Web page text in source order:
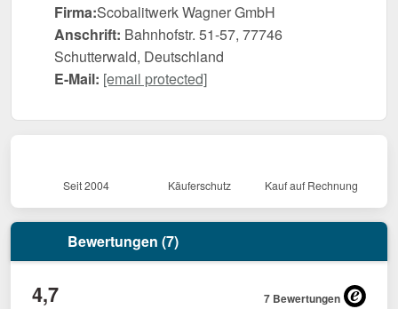
Firma:Scobalitwerk Wagner GmbH
Anschrift: Bahnhofstr. 51-57, 77746
Schutterwald, Deutschland
E-Mail: [email protected]
Seit 2004 Käuferschutz Kauf auf Rechnung
Bewertungen (7)
4,7 7 Bewertungen